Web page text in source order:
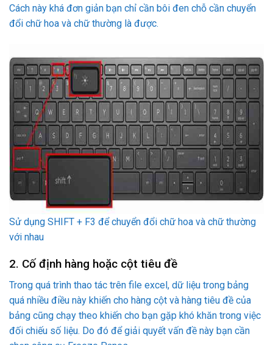
Cách này khá đơn giản bạn chỉ cần bôi đen chỗ cần chuyển
đổi chữ hoa và chữ thường là được.
Sử dụng SHIFT + F3 để chuyển đổi chữ hoa và chữ thường
với nhau
2. Cố định hàng hoặc cột tiêu đề
Trong quá trình thao tác trên file excel, dữ liệu trong bảng
quá nhiều điều này khiến cho hàng cột và hàng tiêu đề của
bảng cũng chạy theo khiến cho bạn gặp khó khăn trong việc
đối chiếu số liệu. Do đó để giải quyết vấn đề này bạn cần